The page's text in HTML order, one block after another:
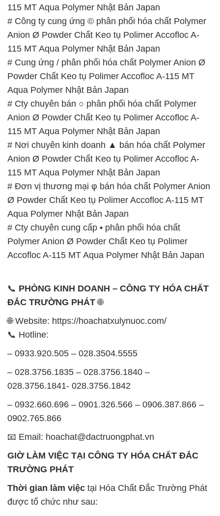
# Đơn vị thương mại φ bán hóa chất Polymer Anion
Ø Powder Chất Keo tụ Polimer Accofloc A-115 MT
Aqua Polymer Nhật Bản Japan
# Cty chuyên cung cấp • phân phối hóa chất
Polymer Anion Ø Powder Chất Keo tụ Polimer
Accofloc A-115 MT Aqua Polymer Nhật Bản Japan
📞PHÒNG KINH DOANH – CÔNG TY HÓA CHẤT
ĐẮC TRƯỜNG PHÁT 🌐
🌐 Website: https://hoachatxulynuoc.com/
📞 Hotline:
– 0933.920.505 – 028.3504.5555
– 028.3756.1835 – 028.3756.1840 –
028.3756.1841- 028.3756.1842
– 0932.660.696 – 0901.326.566 – 0906.387.866 –
0902.765.866
📧 Email: hoachat@dactruongphat.vn
TRƯỜNG PHÁT
Thời gian làm việctại Hóa Chất Đắc Trường Phát
được tổ chức như sau:
Thứ 2 đến thứ 6: Buổi sáng: từ 8h đến 11h – Buổi
chiều: từ 12h30 đến 17h
Thứ 7: Buổi sáng: từ 8h đến 11h – Buổi chiều: từ
12h30 đến 16h
Chủ nhật: Nghỉ chủ nhật hàng tuần
Chúng tôi rất trân trọng thời gian và cam kết tuân
thủ giờ làm việc để đảm bảo sự hỗ trợ tốt nhất cho
khách hàng và đảm bảo hiệu suất công việc cao
nhất của nhân viên.
BẢN ĐỒ MAP TẠI CÔNG TY HÓA CHẤT ĐẮC
TRƯỜNG PHÁT